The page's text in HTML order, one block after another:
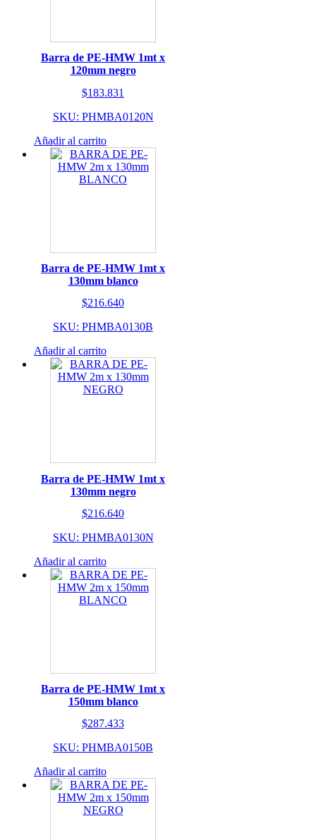
Barra de PE-HMW 1mt x
120mm negro
$183.831
SKU: PHMBA0120N
Añadir al carrito
Barra de PE-HMW 1mt x
130mm blanco
$216.640
SKU: PHMBA0130B
Añadir al carrito
Barra de PE-HMW 1mt x
130mm negro
$216.640
SKU: PHMBA0130N
Añadir al carrito
Barra de PE-HMW 1mt x
150mm blanco
$287.433
SKU: PHMBA0150B
Añadir al carrito